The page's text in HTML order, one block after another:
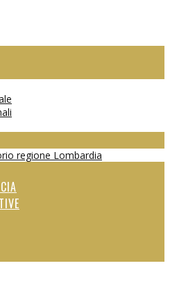
regione Lombardia